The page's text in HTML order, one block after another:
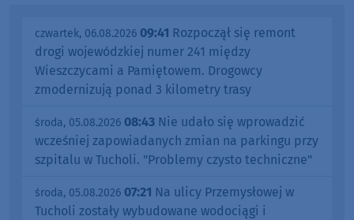
czwartek, 06.08.2026 09:41 Rozpoczął się remont
drogi wojewódzkiej numer 241 między
Wieszczycami a Pamiętowem. Drogowcy
zmodernizują ponad 3 kilometry trasy
środa, 05.08.2026 08:43 Nie udało się wprowadzić
wcześniej zapowiadanych zmian na parkingu przy
szpitalu w Tucholi. "Problemy czysto techniczne"
środa, 05.08.2026 07:21 Na ulicy Przemysłowej w
Tucholi zostały wybudowane wodociągi i